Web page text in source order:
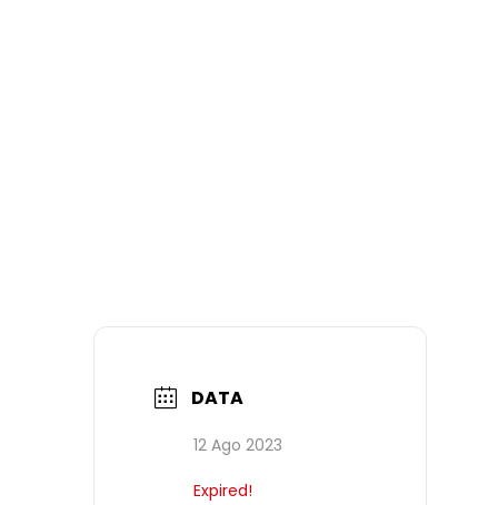
DATA
12 Ago 2023
Expired!